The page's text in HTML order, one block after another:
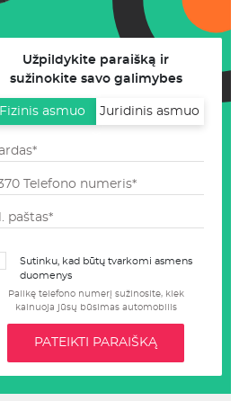
Užpildykite paraišką ir
sužinokite savo galimybes
Fizinis asmuo Juridinis asmuo
Sutinku, kad būtų tvarkomi asmens
duomenys
Palikę telefono numerį sužinosite, kiek
kainuoja jūsų būsimas automobilis
PATEIKTI PARAIŠKĄ